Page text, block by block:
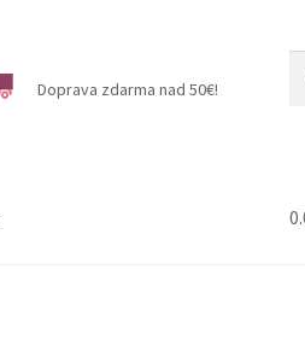
Doprava zdarma nad 50€!